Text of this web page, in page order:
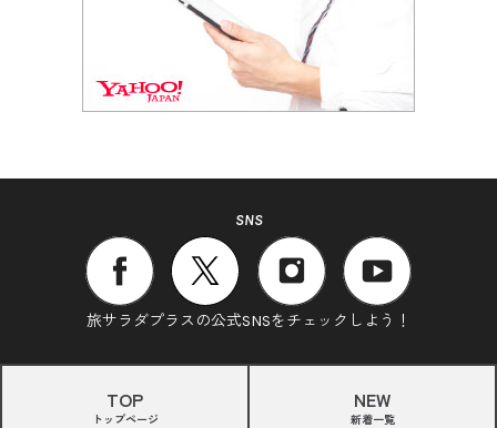
SNS
旅サラダプラスの公式SNSをチェックしよう！
TOP
トップページ
NEW
新着一覧